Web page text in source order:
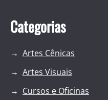
Categorias
Artes Cênicas
Artes Visuais
Cursos e Oficinas